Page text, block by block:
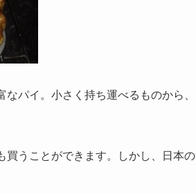
パイ。小さく持ち運べるものから、
買うことができます。しかし、日本の